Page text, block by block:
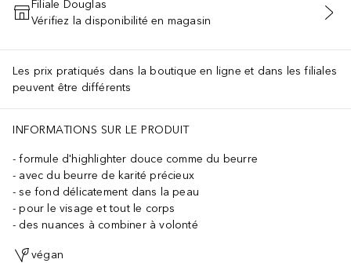
AJOUTER AU PANIER
Filiale Douglas
Vérifiez la disponibilité en magasin
Les prix pratiqués dans la boutique en ligne et dans les filiales
peuvent être différents
INFORMATIONS SUR LE PRODUIT
formule d'highlighter douce comme du beurre
avec du beurre de karité précieux
se fond délicatement dans la peau
pour le visage et tout le corps
des nuances à combiner à volonté
végan